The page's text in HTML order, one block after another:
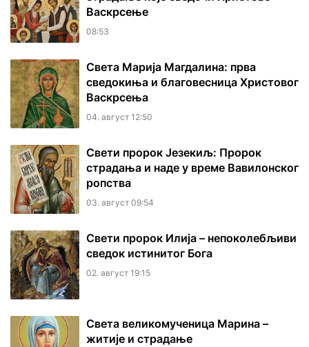
Васкрсење
08:53
Света Марија Магдалина: прва
сведокиња и благовесница Христовог
Васкрсења
04. август 12:50
Свети пророк Језекиљ: Пророк
страдања и наде у време Вавилонског
ропства
03. август 09:54
Свети пророк Илија – непоколебљиви
сведок истинитог Бога
02. август 19:15
Света великомученица Марина –
житије и страдање